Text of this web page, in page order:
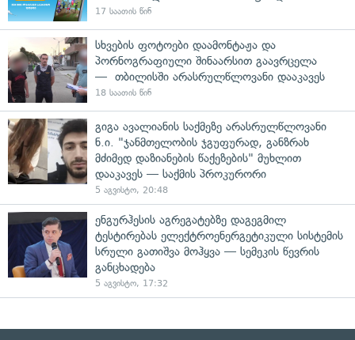
17 საათის წინ
სხვების ფოტოები დაამონტაჟა და
პორნოგრაფიული შინაარსით გაავრცელა
— თბილისში არასრულწლოვანი დააკავეს
18 საათის წინ
გიგა ავალიანის საქმეზე არასრულწლოვანი
ნ.ი. "ჯანმთელობის ჯგუფურად, განზრახ
მძიმედ დაზიანების წაქეზების" მუხლით
დააკავეს — საქმის პროკურორი
5 აგვისტო, 20:48
ენგურჰესის აგრეგატებზე დაგეგმილ
ტესტირებას ელექტროენერგეტიკული სისტემის
სრული გათიშვა მოჰყვა — სემეკის წევრის
განცხადება
5 აგვისტო, 17:32